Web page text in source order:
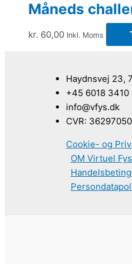
Måneds
kr. 60,00 Inkl. Moms
Haydnsvej 23,
+45 6018 3410
info@vfys.dk
CVR: 36297050
Cookie- og
OM Virtuel